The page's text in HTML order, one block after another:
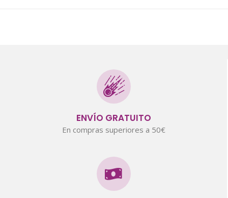
ENVÍO GRATUITO
En compras superiores a 50€